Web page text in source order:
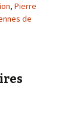
, Pierre
de